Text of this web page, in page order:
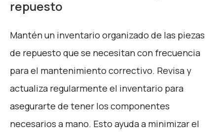
repuesto
Mantén un inventario organizado de las piezas
de repuesto que se necesitan con frecuencia
para el mantenimiento correctivo. Revisa y
actualiza regularmente el inventario para
asegurarte de tener los componentes
necesarios a mano. Esto ayuda a minimizar el